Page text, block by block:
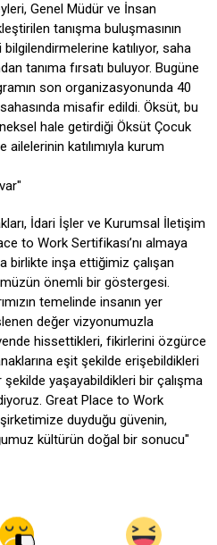
Genel Müdür ve İnsan
tanışma buluşmasının
bilgilendirmelerine katılıyor, saha
tanıma fırsatı buluyor. Bugüne
son organizasyonunda 40
misafir edildi. Öksüt, bu
hale getirdiği Öksüt Çocuk
katılımıyla kurum
İdari İşler ve Kurumsal İletişim
to Work Sertifikası’nı almaya
birlikte inşa ettiğimiz çalışan
önemli bir göstergesi.
temelinde insanın yer
değer vizyonumuzla
hissettikleri, fikirlerini özgürce
eşit şekilde erişebildikleri
yaşayabildikleri bir çalışma
Great Place to Work
şirketimize duyduğu güvenin,
kültürün doğal bir sonucu"